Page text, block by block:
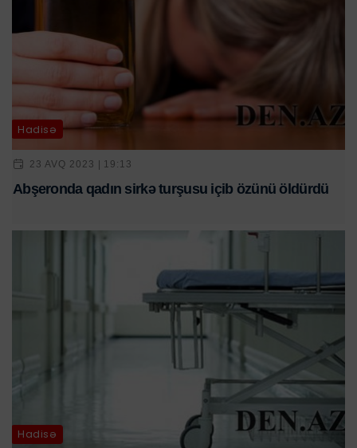
Hadisə
23 AVQ 2023 | 19:13
Abşeronda qadın sirkə turşusu içib özünü öldürdü
Hadisə